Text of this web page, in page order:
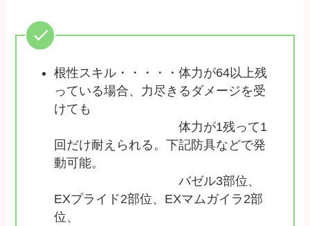
根性スキル・・・・・体力が64以上残
っている場合、力尽きるダメージを受
けても
体力が1残って1
回だけ耐えられる。下記防具などで発
動可能。
バゼル3部位、
EXプライド2部位、EXマムガイラ2部
位、